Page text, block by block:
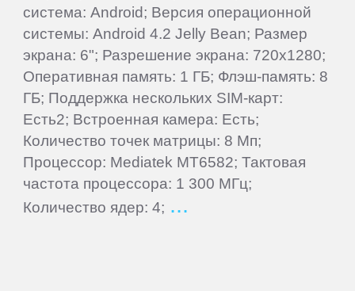
система: Android; Версия операционной
системы: Android 4.2 Jelly Bean; Размер
экрана: 6"; Разрешение экрана: 720x1280;
Оперативная память: 1 ГБ; Флэш-память: 8
ГБ; Поддержка нескольких SIM-карт:
Есть2; Встроенная камера: Есть;
Количество точек матрицы: 8 Мп;
Процессор: Mediatek MT6582; Тактовая
частота процессора: 1 300 МГц;
Количество ядер: 4;
Veon
Vertex
Wexler
Wileyfox